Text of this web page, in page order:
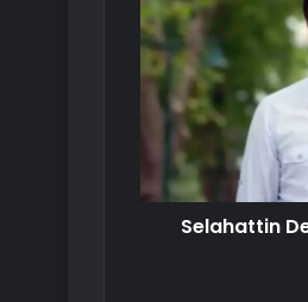
Selahattin